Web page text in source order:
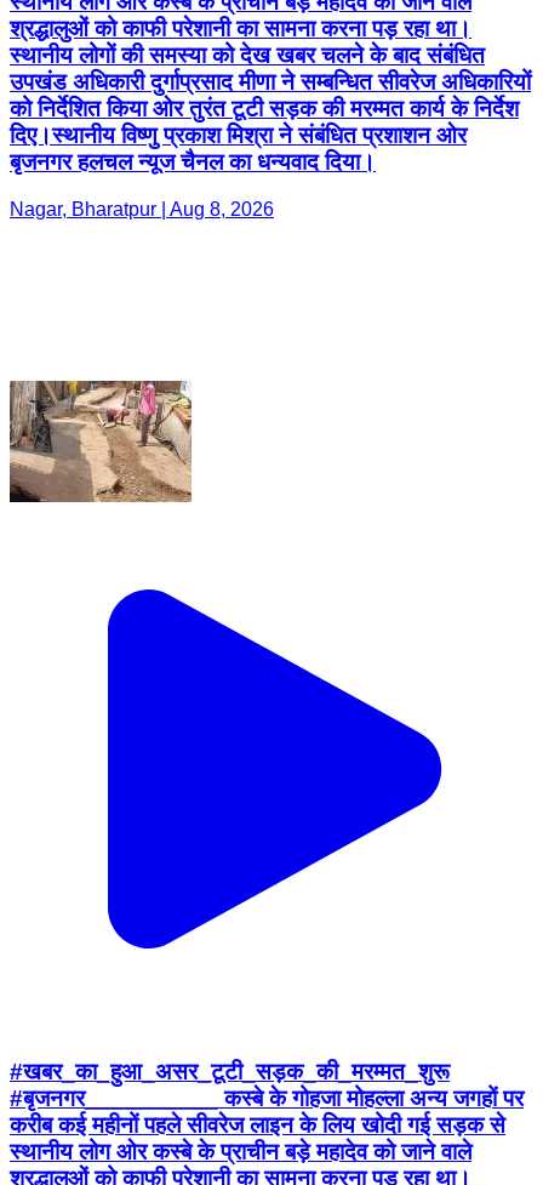
श्रद्धालुओं को काफी परेशानी का सामना करना पड़ रहा था।
स्थानीय लोगों की समस्या को देख खबर चलने के बाद संबंधित
उपखंड अधिकारी दुर्गाप्रसाद मीणा ने सम्बन्धित सीवरेज अधिकारियों
को निर्देशित किया ओर तुरंत टूटी सड़क की मरम्मत कार्य के निर्देश
दिए।स्थानीय विष्णु प्रकाश मिश्रा ने संबंधित प्रशाशन ओर
बृजनगर हलचल न्यूज चैनल का धन्यवाद दिया।
Nagar, Bharatpur | Aug 8, 2026
#खबर_का_हुआ_असर_टूटी_सड़क_की_मरम्मत_शुरू
स्थानीय लोगों की समस्या को देख खबर चलने के बाद संबंधित
उपखंड अधिकारी दुर्गाप्रसाद मीणा ने सम्बन्धित सीवरेज अधिकारियों
को निर्देशित किया ओर तुरंत टूटी सड़क की मरम्मत कार्य के निर्देश
दिए।स्थानीय विष्णु प्रकाश मिश्रा ने संबंधित प्रशाशन ओर
बृजनगर हलचल न्यूज चैनल का धन्यवाद दिया।